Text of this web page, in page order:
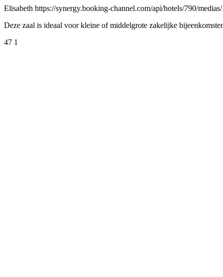
Elisabeth https://synergy.booking-channel.com/api/hotels/790/
Deze zaal is ideaal voor kleine of middelgrote zakelijke
47 1